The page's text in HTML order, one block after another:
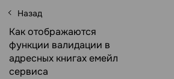
Назад
Как отображаются
функции валидации в
адресных книгах емейл
сервиса